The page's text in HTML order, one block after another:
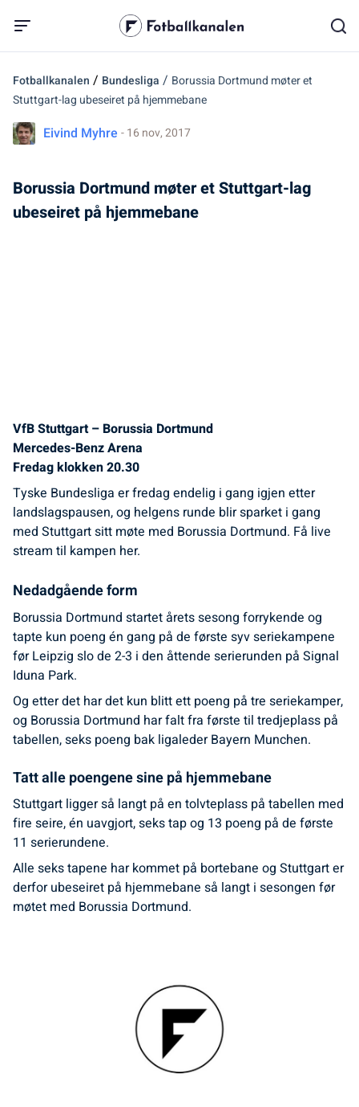
Fotballkanalen / Bundesliga / Borussia Dortmund møter et
Stuttgart-lag ubeseiret på hjemmebane
Eivind Myhre - 16 nov, 2017
Borussia Dortmund møter et Stuttgart-lag
ubeseiret på hjemmebane
VfB Stuttgart – Borussia Dortmund
Mercedes-Benz Arena
Fredag klokken 20.30
Tyske Bundesliga er fredag endelig i gang igjen etter
landslagspausen, og helgens runde blir sparket i gang
med Stuttgart sitt møte med Borussia Dortmund. Få live
stream til kampen her.
Nedadgående form
Borussia Dortmund startet årets sesong forrykende og
tapte kun poeng én gang på de første syv seriekampene
før Leipzig slo de 2-3 i den åttende serierunden på Signal
Iduna Park.
Og etter det har det kun blitt ett poeng på tre seriekamper,
og Borussia Dortmund har falt fra første til tredjeplass på
tabellen, seks poeng bak ligaleder Bayern Munchen.
Tatt alle poengene sine på hjemmebane
Stuttgart ligger så langt på en tolvteplass på tabellen med
fire seire, én uavgjort, seks tap og 13 poeng på de første
11 serierundene.
Alle seks tapene har kommet på bortebane og Stuttgart er
derfor ubeseiret på hjemmebane så langt i sesongen før
møtet med Borussia Dortmund.